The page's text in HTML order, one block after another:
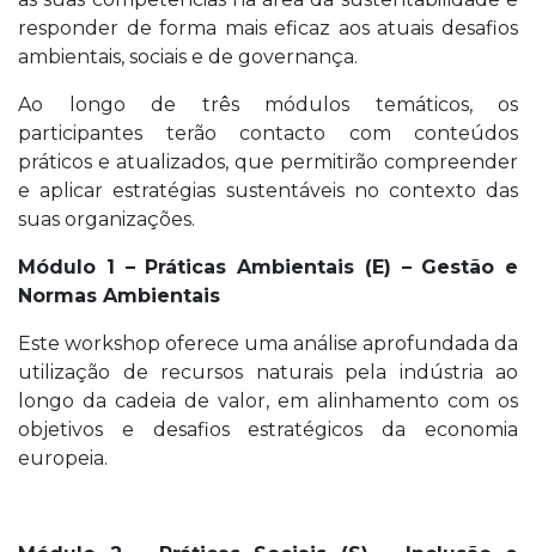
responder de forma mais eficaz aos atuais desafios
ambientais, sociais e de governança.
Ao longo de três módulos temáticos, os
participantes terão contacto com conteúdos
práticos e atualizados, que permitirão compreender
e aplicar estratégias sustentáveis no contexto das
suas organizações.
Módulo 1 – Práticas Ambientais (E) – Gestão e
Normas Ambientais
Este workshop oferece uma análise aprofundada da
utilização de recursos naturais pela indústria ao
longo da cadeia de valor, em alinhamento com os
objetivos e desafios estratégicos da economia
europeia.